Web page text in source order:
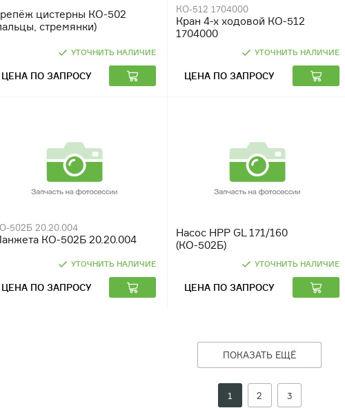
цистерны КО-502
стремянки)
УТОЧНИТЬ НАЛИЧИЕ
ЦЕНА ПО ЗАПРОСУ
КО-512 1704000
Кран 4-х ходовой КО-512
1704000
УТОЧНИТЬ НАЛИЧИЕ
ЦЕНА ПО ЗАПРОСУ
502Б 20.20.004
КО-502Б 20.20.004
УТОЧНИТЬ НАЛИЧИЕ
ЦЕНА ПО ЗАПРОСУ
Насос HPP GL 171/160
(КО-502Б)
УТОЧНИТЬ НАЛИЧИЕ
ЦЕНА ПО ЗАПРОСУ
ПОКАЗАТЬ ЕЩЁ
1 2 3